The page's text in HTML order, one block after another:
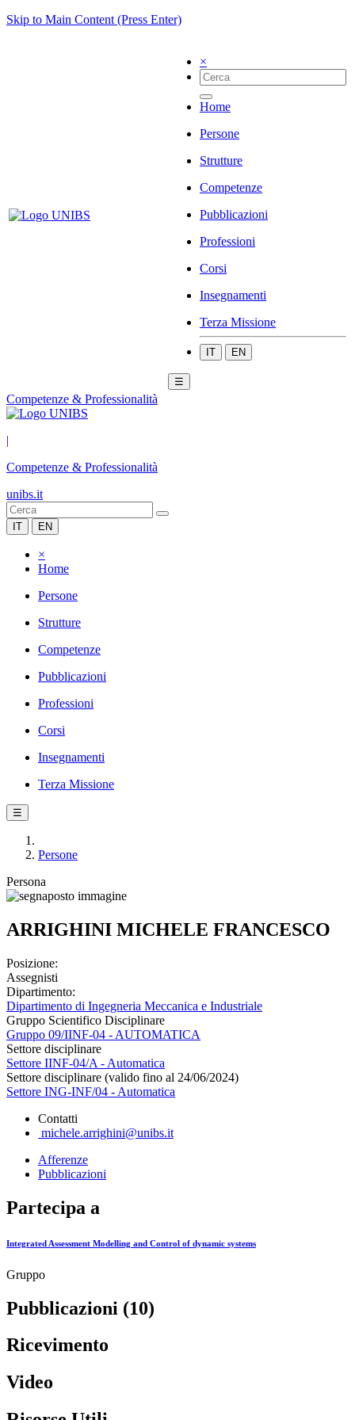
Skip to Main Content (Press Enter)
×
Home
Persone
Strutture
Competenze
Pubblicazioni
Professioni
Corsi
Insegnamenti
Terza Missione
IT EN
☰
Competenze & Professionalità
|
Competenze & Professionalità
unibs.it
IT EN
×
Home
Persone
Strutture
Competenze
Pubblicazioni
Professioni
Corsi
Insegnamenti
Terza Missione
☰
Persone
Persona
ARRIGHINI MICHELE FRANCESCO
Posizione:
Assegnisti
Dipartimento:
Dipartimento di Ingegneria Meccanica e Industriale
Gruppo Scientifico Disciplinare
Gruppo 09/IINF-04 - AUTOMATICA
Settore disciplinare
Settore IINF-04/A - Automatica
Settore disciplinare (valido fino al 24/06/2024)
Settore ING-INF/04 - Automatica
Contatti
michele.arrighini@unibs.it
Afferenze
Pubblicazioni
Partecipa a
Integrated Assessment Modelling and Control of dynamic systems
Gruppo
Pubblicazioni (10)
Ricevimento
Video